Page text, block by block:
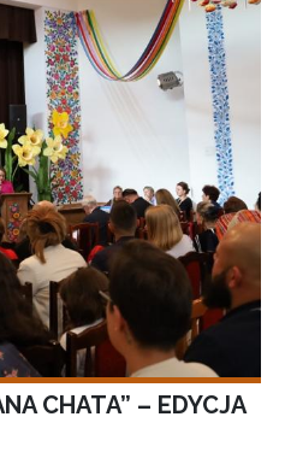
CHATA” – EDYCJA